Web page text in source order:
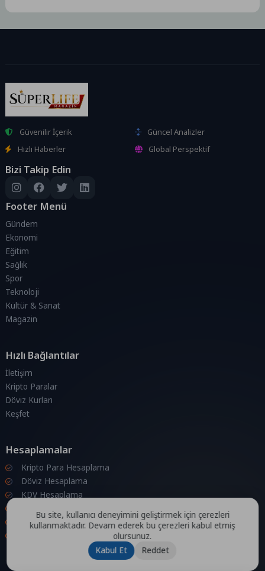
hem de öğretici bir program...
Güvenilir İçerik
Güncel Analizler
Hızlı Haberler
Global Perspektif
Bizi Takip Edin
Footer Menü
Gündem
Ekonomi
Eğitim
Sağlık
Spor
Teknoloji
Kültür & Sanat
Magazin
Hızlı Bağlantılar
İletişim
Kripto Paralar
Döviz Kurları
Keşfet
Hesaplamalar
Kripto Para Hesaplama
Döviz Hesaplama
KDV Hesaplama
Zam Hesaplama
Bu site, kullanıcı deneyimini geliştirmek için çerezleri
kullanmaktadır. Devam ederek bu çerezleri kabul etmiş
olursunuz.
Kabul Et
Reddet